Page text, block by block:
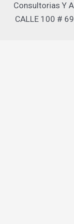
Consultorias Y
CALLE 100 #